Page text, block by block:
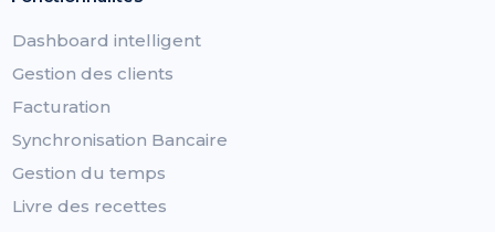
Dashboard intelligent
Gestion des clients
Facturation
Synchronisation Bancaire
Gestion du temps
Livre des recettes